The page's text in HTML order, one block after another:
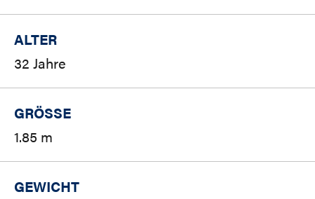
ALTER
32 Jahre
GRÖSSE
1.85 m
GEWICHT